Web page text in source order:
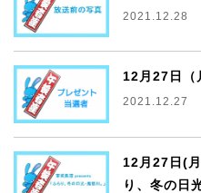
2021.12.28
12月27日（
2021.12.27
12月27日(
り、冬の日